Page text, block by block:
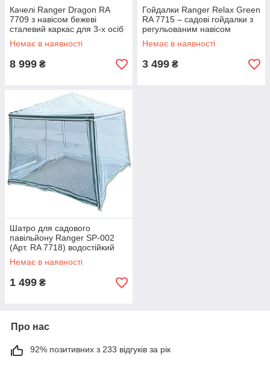
Качелі Ranger Dragon RA
7709 з навісом бежеві
сталевий каркас для 3-х осіб
201х179х123 см
вантажопідйомність 250 кг
Немає в наявності
8 999 ₴
Гойдалки Ranger Relax Green
RA 7715 – садові гойдалки з
регульованим навісом
оксфорд 180х110х147 см
навантаження 150 кг
Немає в наявності
3 499 ₴
Шатро для садового
павільйону Ranger SP-002
(Арт. RA 7718) водостійкий
біло-зелений розмір 2.4х2.4
м висота 2.5 м
Немає в наявності
1 499 ₴
Про нас
92% позитивних з 233 відгуків за рік